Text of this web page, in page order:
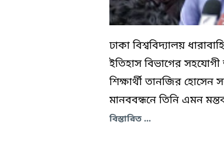
ঢাকা বিশ্ববিদ্যালয়
ইতিহাস বিভাগের
শিক্ষার্থী তানজির
মানববন্ধনে তিনি এমন
বিস্তারিত ...